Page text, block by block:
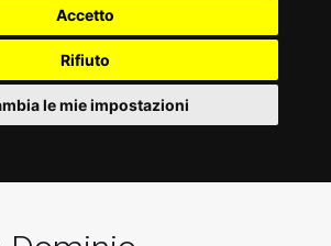
Accetto
Rifiuto
le mie impostazioni